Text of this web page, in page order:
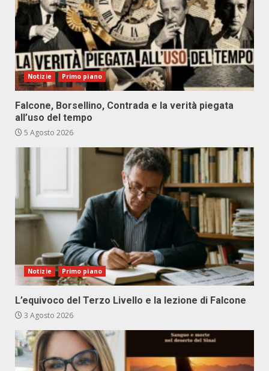
Notizie Primo piano
Falcone, Borsellino, Contrada e la verità piegata
all’uso del tempo
5 Agosto 2026
Notizie Primo piano
L’equivoco del Terzo Livello e la lezione di Falcone
3 Agosto 2026